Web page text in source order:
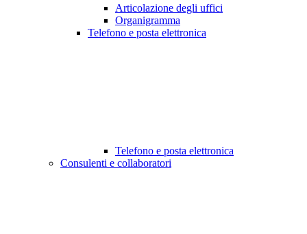
Articolazione degli uffici
Organigramma
Telefono e posta elettronica
Telefono e posta elettronica
Consulenti e collaboratori